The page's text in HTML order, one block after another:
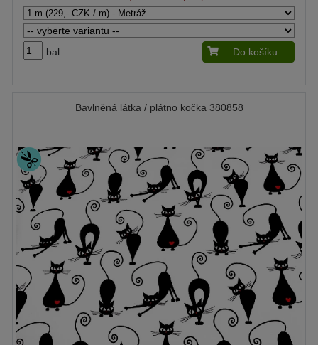
bal. Do košíku
Bavlněná látka / plátno kočka 380858